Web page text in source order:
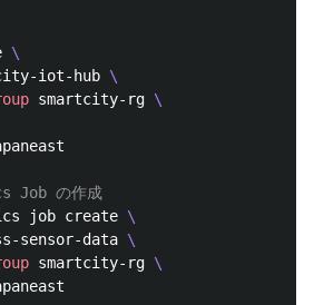
\
iot-hub \
smartcity-rg \
Job の作成
job create \
sensor-data \
smartcity-rg \